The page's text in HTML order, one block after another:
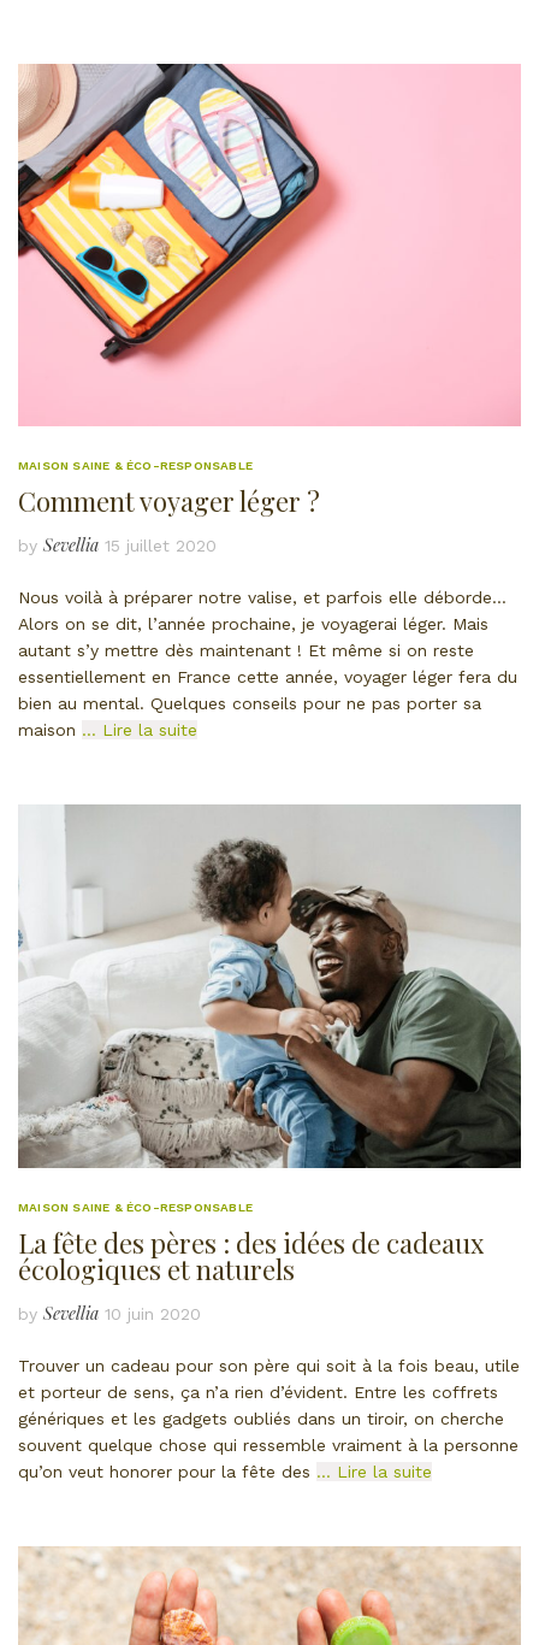
MAISON SAINE & ÉCO-RESPONSABLE
Comment voyager léger ?
by Sevellia 15 juillet 2020
Nous voilà à préparer notre valise, et parfois elle déborde…
Alors on se dit, l’année prochaine, je voyagerai léger. Mais
autant s’y mettre dès maintenant ! Et même si on reste
essentiellement en France cette année, voyager léger fera du
bien au mental. Quelques conseils pour ne pas porter sa
maison … Lire la suite
MAISON SAINE & ÉCO-RESPONSABLE
La fête des pères : des idées de cadeaux
écologiques et naturels
by Sevellia 10 juin 2020
Trouver un cadeau pour son père qui soit à la fois beau, utile
et porteur de sens, ça n’a rien d’évident. Entre les coffrets
génériques et les gadgets oubliés dans un tiroir, on cherche
souvent quelque chose qui ressemble vraiment à la personne
qu’on veut honorer pour la fête des … Lire la suite